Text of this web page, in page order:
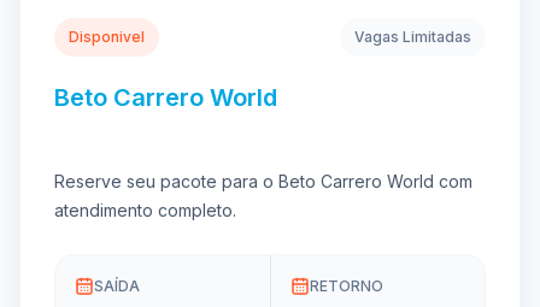
Disponivel Vagas Limitadas
Beto Carrero World
Reserve seu pacote para o Beto Carrero World com
atendimento completo.
SAÍDA RETORNO